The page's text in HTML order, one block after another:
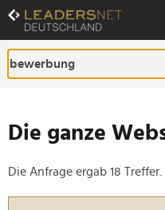
Zum
Inhalt
Zur
Fußzeilen-
Navigation
Die ganze
Die Anfrage ergab 18 Treffer.